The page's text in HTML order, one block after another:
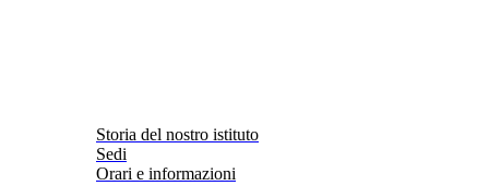
Storia del nostro istituto
Sedi
Orari e informazioni